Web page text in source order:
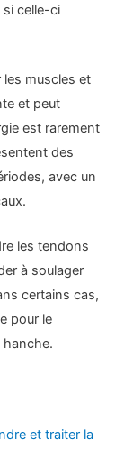
si celle-ci
les muscles et
et peut
est rarement
des
avec un
les tendons
à soulager
certains cas,
pour le
et traiter la